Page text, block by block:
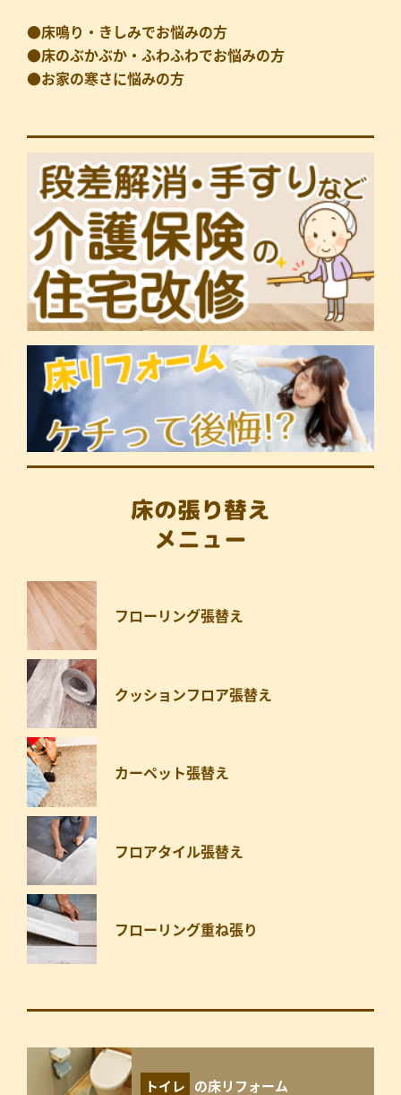
●床鳴り・きしみでお悩みの方
●床のぶかぶか・ふわふわでお悩みの方
●お家の寒さに悩みの方
床の張り替え
メニュー
フローリング張替え
クッションフロア張替え
カーペット張替え
フロアタイル張替え
フローリング重ね張り
トイレ の床リフォーム